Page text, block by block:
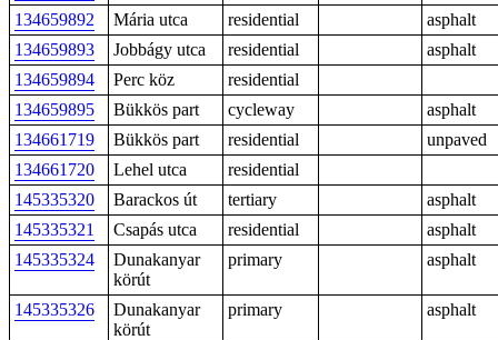
134659892
Mária utca residential
asphalt
134659893
Jobbágy utca residential
asphalt
134659894
Perc köz
residential
134659895
Bükkös part cycleway
asphalt
134661719
Bükkös part residential
unpaved
134661720
Lehel utca
residential
145335320
Barackos út tertiary
asphalt
145335321
Csapás utca residential
asphalt
145335324
Dunakanyar
körút
primary asphalt
145335326
Dunakanyar
körút
primary asphalt